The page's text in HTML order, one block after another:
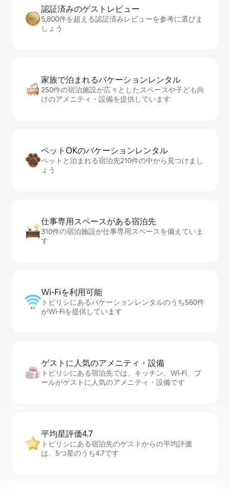
認証済みのゲ⁠ス⁠ト⁠レ⁠ビ⁠ュ⁠ー
5,800件を超える認証済みレビューを参考に選びま
しょう
家族で泊まれるバ⁠ケ⁠ー⁠シ⁠ョ⁠ンレ⁠ン⁠タ⁠ル
250件の宿泊施設が広々としたスペースや子ども向
けのアメニティ・設備を提供しています
ペットOKのバ⁠ケ⁠ー⁠シ⁠ョ⁠ンレ⁠ン⁠タ⁠ル
ペットと泊まれる宿泊先210件の中から見つけまし
ょう
仕事専用ス⁠ペ⁠ー⁠スがあ⁠る宿⁠泊⁠先
310件の宿泊施設が仕事専用スペースを備えていま
す
Wi-Fiを利⁠用⁠可⁠能
トビリシにあるバケーションレンタルのうち560件
がWi-Fiを提供しています
ゲストに人⁠気⁠のア⁠メ⁠ニ⁠テ⁠ィ・設⁠備
トビリシにある宿泊先では、キッチン、Wi-Fi、プ
ールがゲストに人気のアメニティ・設備です
平均星評価4.7
トビリシにある宿泊先のゲストからの平均評価
は、5つ星のうち4.7です